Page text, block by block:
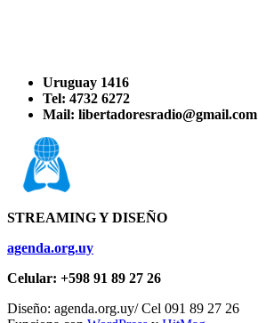
Uruguay 1416
Tel: 4732 6272
Mail: libertadoresradio@gmail.com
STREAMING Y DISEÑO
agenda.org.uy
Celular: +598 91 89 27 26
Diseño: agenda.org.uy/ Cel 091 89 27 26